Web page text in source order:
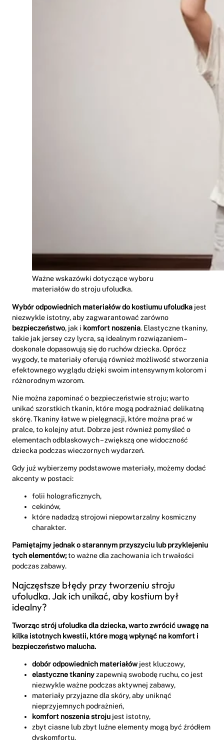
Ważne wskazówki dotyczące wyboru
materiałów do stroju ufoludka.
Wybór odpowiednich materiałów do kostiumu ufoludka jest
niezwykle istotny, aby zagwarantować zarówno
bezpieczeństwo, jak i komfort noszenia. Elastyczne tkaniny,
takie jak jersey czy lycra, są idealnym rozwiązaniem –
doskonale dopasowują się do ruchów dziecka. Oprócz
wygody, te materiały oferują również możliwość stworzenia
efektownego wyglądu dzięki swoim intensywnym kolorom i
różnorodnym wzorom.
Nie można zapominać o bezpieczeństwie stroju; warto
unikać szorstkich tkanin, które mogą podrażniać delikatną
skórę. Tkaniny łatwe w pielęgnacji, które można prać w
pralce, to kolejny atut. Dobrze jest również pomyśleć o
elementach odblaskowych – zwiększą one widoczność
dziecka podczas wieczornych wydarzeń.
Gdy już wybierzemy podstawowe materiały, możemy dodać
akcenty w postaci:
folii holograficznych,
cekinów,
które nadadzą strojowi niepowtarzalny kosmiczny
charakter.
Pamiętajmy jednak o starannym przyszyciu lub przyklejeniu
tych elementów;to ważne dla zachowania ich trwałości
podczas zabawy.
Najczęstsze błędy przy tworzeniu stroju
ufoludka. Jak ich unikać, aby kostium był
idealny?
Tworząc strój ufoludka dla dziecka, warto zwrócić uwagę na
kilka istotnych kwestii, które mogą wpłynąć na komfort i
bezpieczeństwo malucha.
dobór odpowiednich materiałówjest kluczowy,
elastyczne tkaninyzapewnią swobodę ruchu, co jest
niezwykle ważne podczas aktywnej zabawy,
materiały przyjazne dla skóry, aby uniknąć
nieprzyjemnych podrażnień,
komfort noszenia stroju jest istotny,
zbyt ciasne lub zbyt luźne elementy mogą być źródłem
dyskomfortu,